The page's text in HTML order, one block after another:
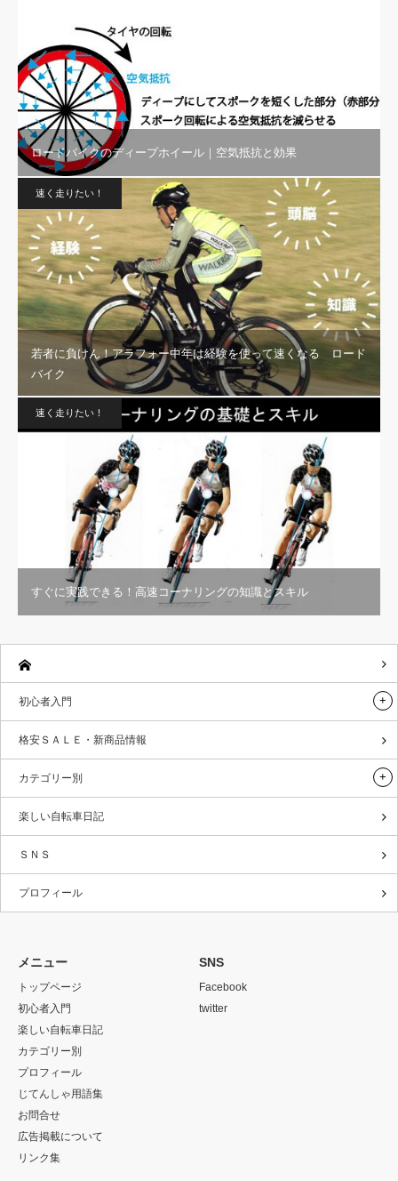
ロードバイクのディープホイール｜空気抵抗と効果
速く走りたい！
若者に負けん！アラフォー中年は経験を使って速くなる ロード
バイク
速く走りたい！
すぐに実践できる！高速コーナリングの知識とスキル
初心者入門
格安ＳＡＬＥ・新商品情報
カテゴリー別
楽しい自転車日記
ＳＮＳ
プロフィール
メニュー
トップページ
初心者入門
楽しい自転車日記
カテゴリー別
プロフィール
じてんしゃ用語集
お問合せ
広告掲載について
リンク集
SNS
Facebook
twitter